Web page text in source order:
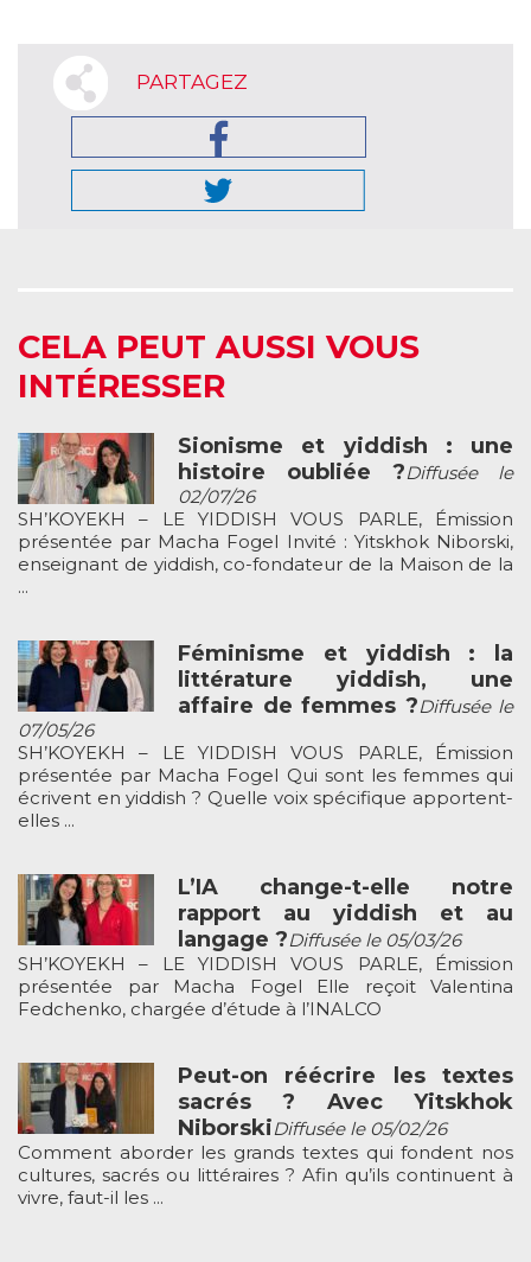
PARTAGEZ
CELA PEUT AUSSI VOUS
INTÉRESSER
Sionisme et yiddish : une
histoire oubliée ?Diffusée le
02/07/26
SH’KOYEKH – LE YIDDISH VOUS PARLE, Émission
présentée par Macha Fogel Invité : Yitskhok Niborski,
enseignant de yiddish, co-fondateur de la Maison de la
...
Féminisme et yiddish : la
littérature yiddish, une
affaire de femmes ?Diffusée le
07/05/26
SH’KOYEKH – LE YIDDISH VOUS PARLE, Émission
présentée par Macha Fogel Qui sont les femmes qui
écrivent en yiddish ? Quelle voix spécifique apportent-
elles ...
L’IA change-t-elle notre
rapport au yiddish et au
langage ?Diffusée le 05/03/26
SH’KOYEKH – LE YIDDISH VOUS PARLE, Émission
présentée par Macha Fogel Elle reçoit Valentina
Fedchenko, chargée d’étude à l’INALCO
Peut-on réécrire les textes
sacrés ? Avec Yitskhok
NiborskiDiffusée le 05/02/26
Comment aborder les grands textes qui fondent nos
cultures, sacrés ou littéraires ? Afin qu’ils continuent à
vivre, faut-il les ...